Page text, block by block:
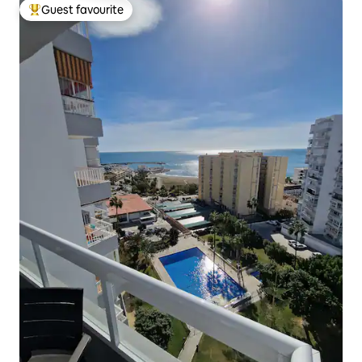
Top guest favourite
Guest favourite